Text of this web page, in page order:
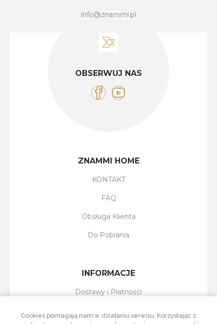
info@znammi.pl
OBSERWUJ NAS
ZNAMMI HOME
KONTAKT
FAQ
Obsługa Klienta
Do Pobrania
INFORMACJE
Dostawy i Płatności
Cookies pomagają nam w działaniu serwisu. Korzystając z